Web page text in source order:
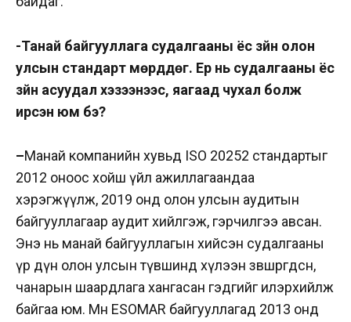
-Танай байгууллага судалгааны ёс зүйн олон
улсын стандарт мөрддөг. Ер нь судалгааны ёс
зүйн асуудал хэзээнээс, яагаад чухал болж
ирсэн юм бэ?
–Манай компанийн хувьд ISO 20252 стандартыг
2012 оноос хойш үйл ажиллагаандаа
хэрэгжүүлж, 2019 онд олон улсын аудитын
байгууллагаар аудит хийлгэж, гэрчилгээ авсан.
Энэ нь манай байгууллагын хийсэн судалгааны
үр дүн олон улсын түвшинд хүлээн зөвшөөрөгдсөн,
чанарын шаардлага хангасан гэдгийг илэрхийлж
байгаа юм. Мөн ESOMAR байгууллагад 2013 онд